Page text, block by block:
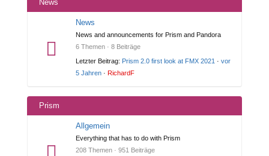
News
News
News and announcements for Prism and Pandora
6 Themen · 8 Beiträge
Letzter Beitrag: Prism 2.0 first look at FMX 2021 · vor
5 Jahren· RichardF
Prism
Allgemein
Everything that has to do with Prism
208 Themen · 951 Beiträge